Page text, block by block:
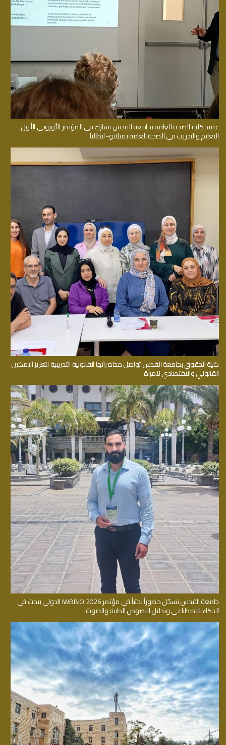
عميد كلية الصحة العامة بجامعة القدس يشارك في المؤتمر الأوروبي الأول
للتعليم والتدريب في الصحة العامة بميلانو- ايطاليا
كلية الحقوق بجامعة القدس تواصل محاضراتها القانونية التدريبية لتعزيز التمكين
القانوني والاقتصادي للمرأة
جامعة القدس تسجّل حضوراً بحثياً في مؤتمر IWBBIO 2026 الدولي ببحث في
الذكاء الاصطناعي وتحليل النصوص الطبية والحيوية